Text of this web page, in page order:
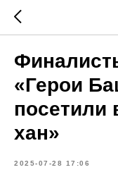
«Герои
посетили
хан»
2025-07-28 17:06